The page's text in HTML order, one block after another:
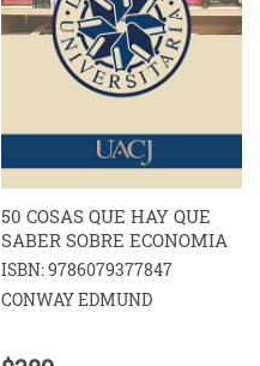
50 COSAS QUE HAY QUE
SABER SOBRE ECONOMIA
ISBN: 9786079377847
CONWAY EDMUND